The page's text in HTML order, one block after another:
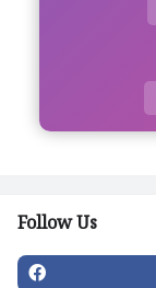
Follow Us